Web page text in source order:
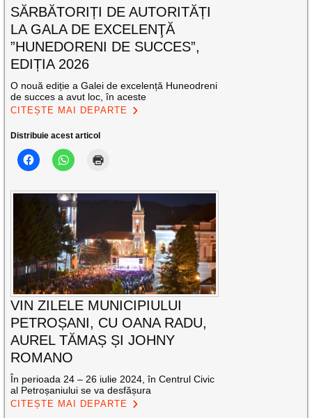
SĂRBĂTORIȚI DE AUTORITĂȚI
LA GALA DE EXCELENŢĂ
”HUNEDORENI DE SUCCES”,
EDIȚIA 2026
O nouă ediție a Galei de excelență Huneodreni
de succes a avut loc, în aceste
CITEȘTE MAI DEPARTE
Distribuie acest articol
VIN ZILELE MUNICIPIULUI
PETROȘANI, CU OANA RADU,
AUREL TĂMAȘ ȘI JOHNY
ROMANO
În perioada 24 – 26 iulie 2024, în Centrul Civic
al Petroșaniului se va desfășura
CITEȘTE MAI DEPARTE